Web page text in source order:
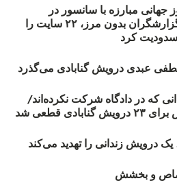
روز جهانی مبارزه با سانسور در
اینترنت: #آزادی هم‌آیند گزارشگران‌ بدون مرز، ۲۲ سایت را
کرد
عبدی درویش گنابادی می‌گذرد
زندانی که در دادگاه شرکت نکرده‌اند/
درویش زندانی را تهدید می‌کند